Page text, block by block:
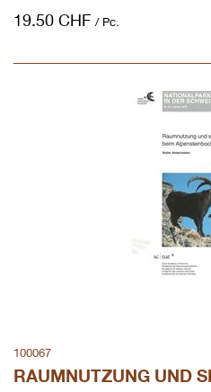
19.50 CHF / Pc.
100067
RAUMNUTZUNG UND